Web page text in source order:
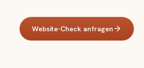
Website-Check anfragen